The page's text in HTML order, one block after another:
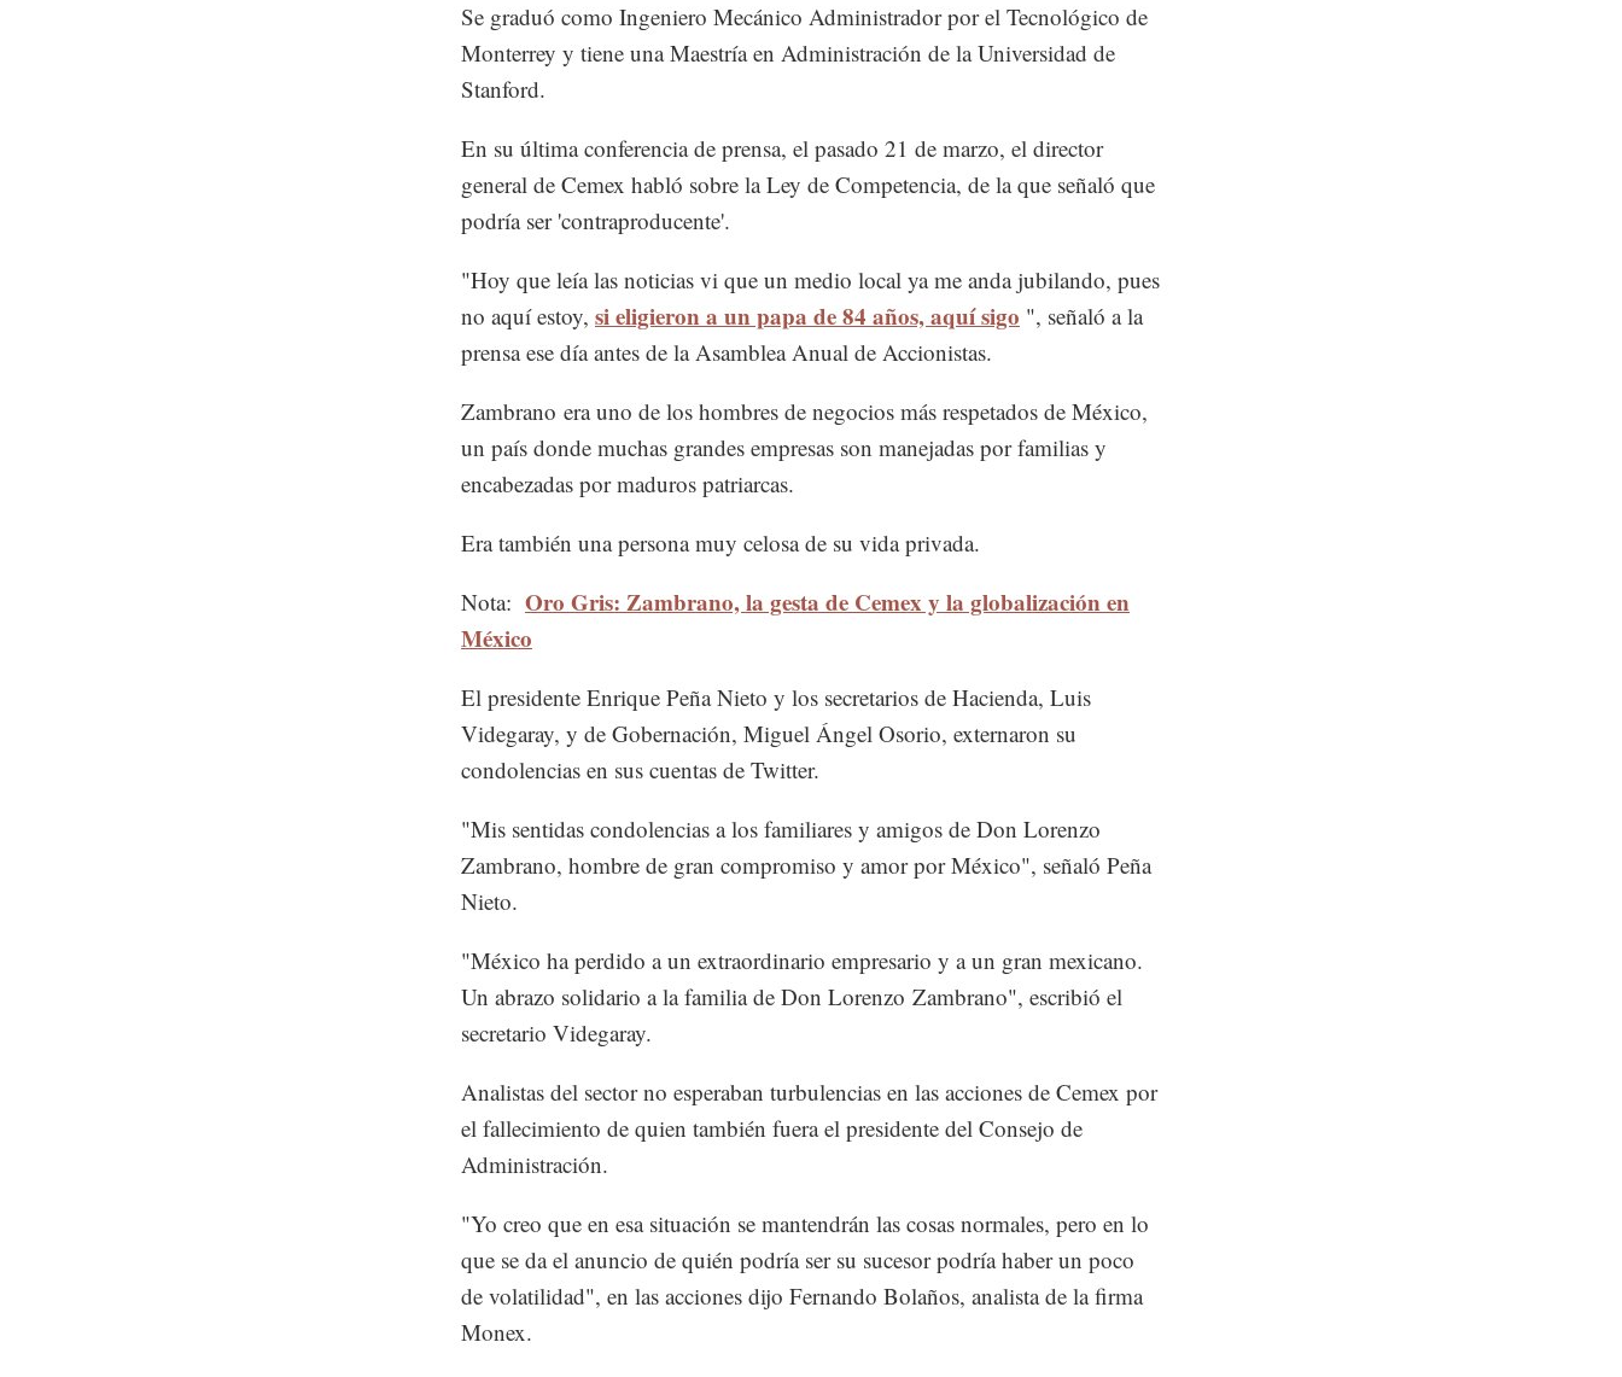
Se graduó como Ingeniero Mecánico Administrador por el Tecnológico de
Monterrey y tiene una Maestría en Administración de la Universidad de
Stanford.
En su última conferencia de prensa, el pasado 21 de marzo, el director
general de Cemex habló sobre la Ley de Competencia, de la que señaló que
podría ser 'contraproducente'.
"Hoy que leía las noticias vi que un medio local ya me anda jubilando, pues
no aquí estoy, si eligieron a un papa de 84 años, aquí sigo ", señaló a la
prensa ese día antes de la Asamblea Anual de Accionistas.
Zambrano era uno de los hombres de negocios más respetados de México,
un país donde muchas grandes empresas son manejadas por familias y
encabezadas por maduros patriarcas.
Era también una persona muy celosa de su vida privada.
Nota: Oro Gris: Zambrano, la gesta de Cemex y la globalización en
México
El presidente Enrique Peña Nieto y los secretarios de Hacienda, Luis
Videgaray, y de Gobernación, Miguel Ángel Osorio, externaron su
condolencias en sus cuentas de Twitter.
"Mis sentidas condolencias a los familiares y amigos de Don Lorenzo
Zambrano, hombre de gran compromiso y amor por México", señaló Peña
Nieto.
"México ha perdido a un extraordinario empresario y a un gran mexicano.
Un abrazo solidario a la familia de Don Lorenzo Zambrano", escribió el
secretario Videgaray.
Analistas del sector no esperaban turbulencias en las acciones de Cemex por
el fallecimiento de quien también fuera el presidente del Consejo de
Administración.
"Yo creo que en esa situación se mantendrán las cosas normales, pero en lo
que se da el anuncio de quién podría ser su sucesor podría haber un poco
de volatilidad", en las acciones dijo Fernando Bolaños, analista de la firma
Monex.